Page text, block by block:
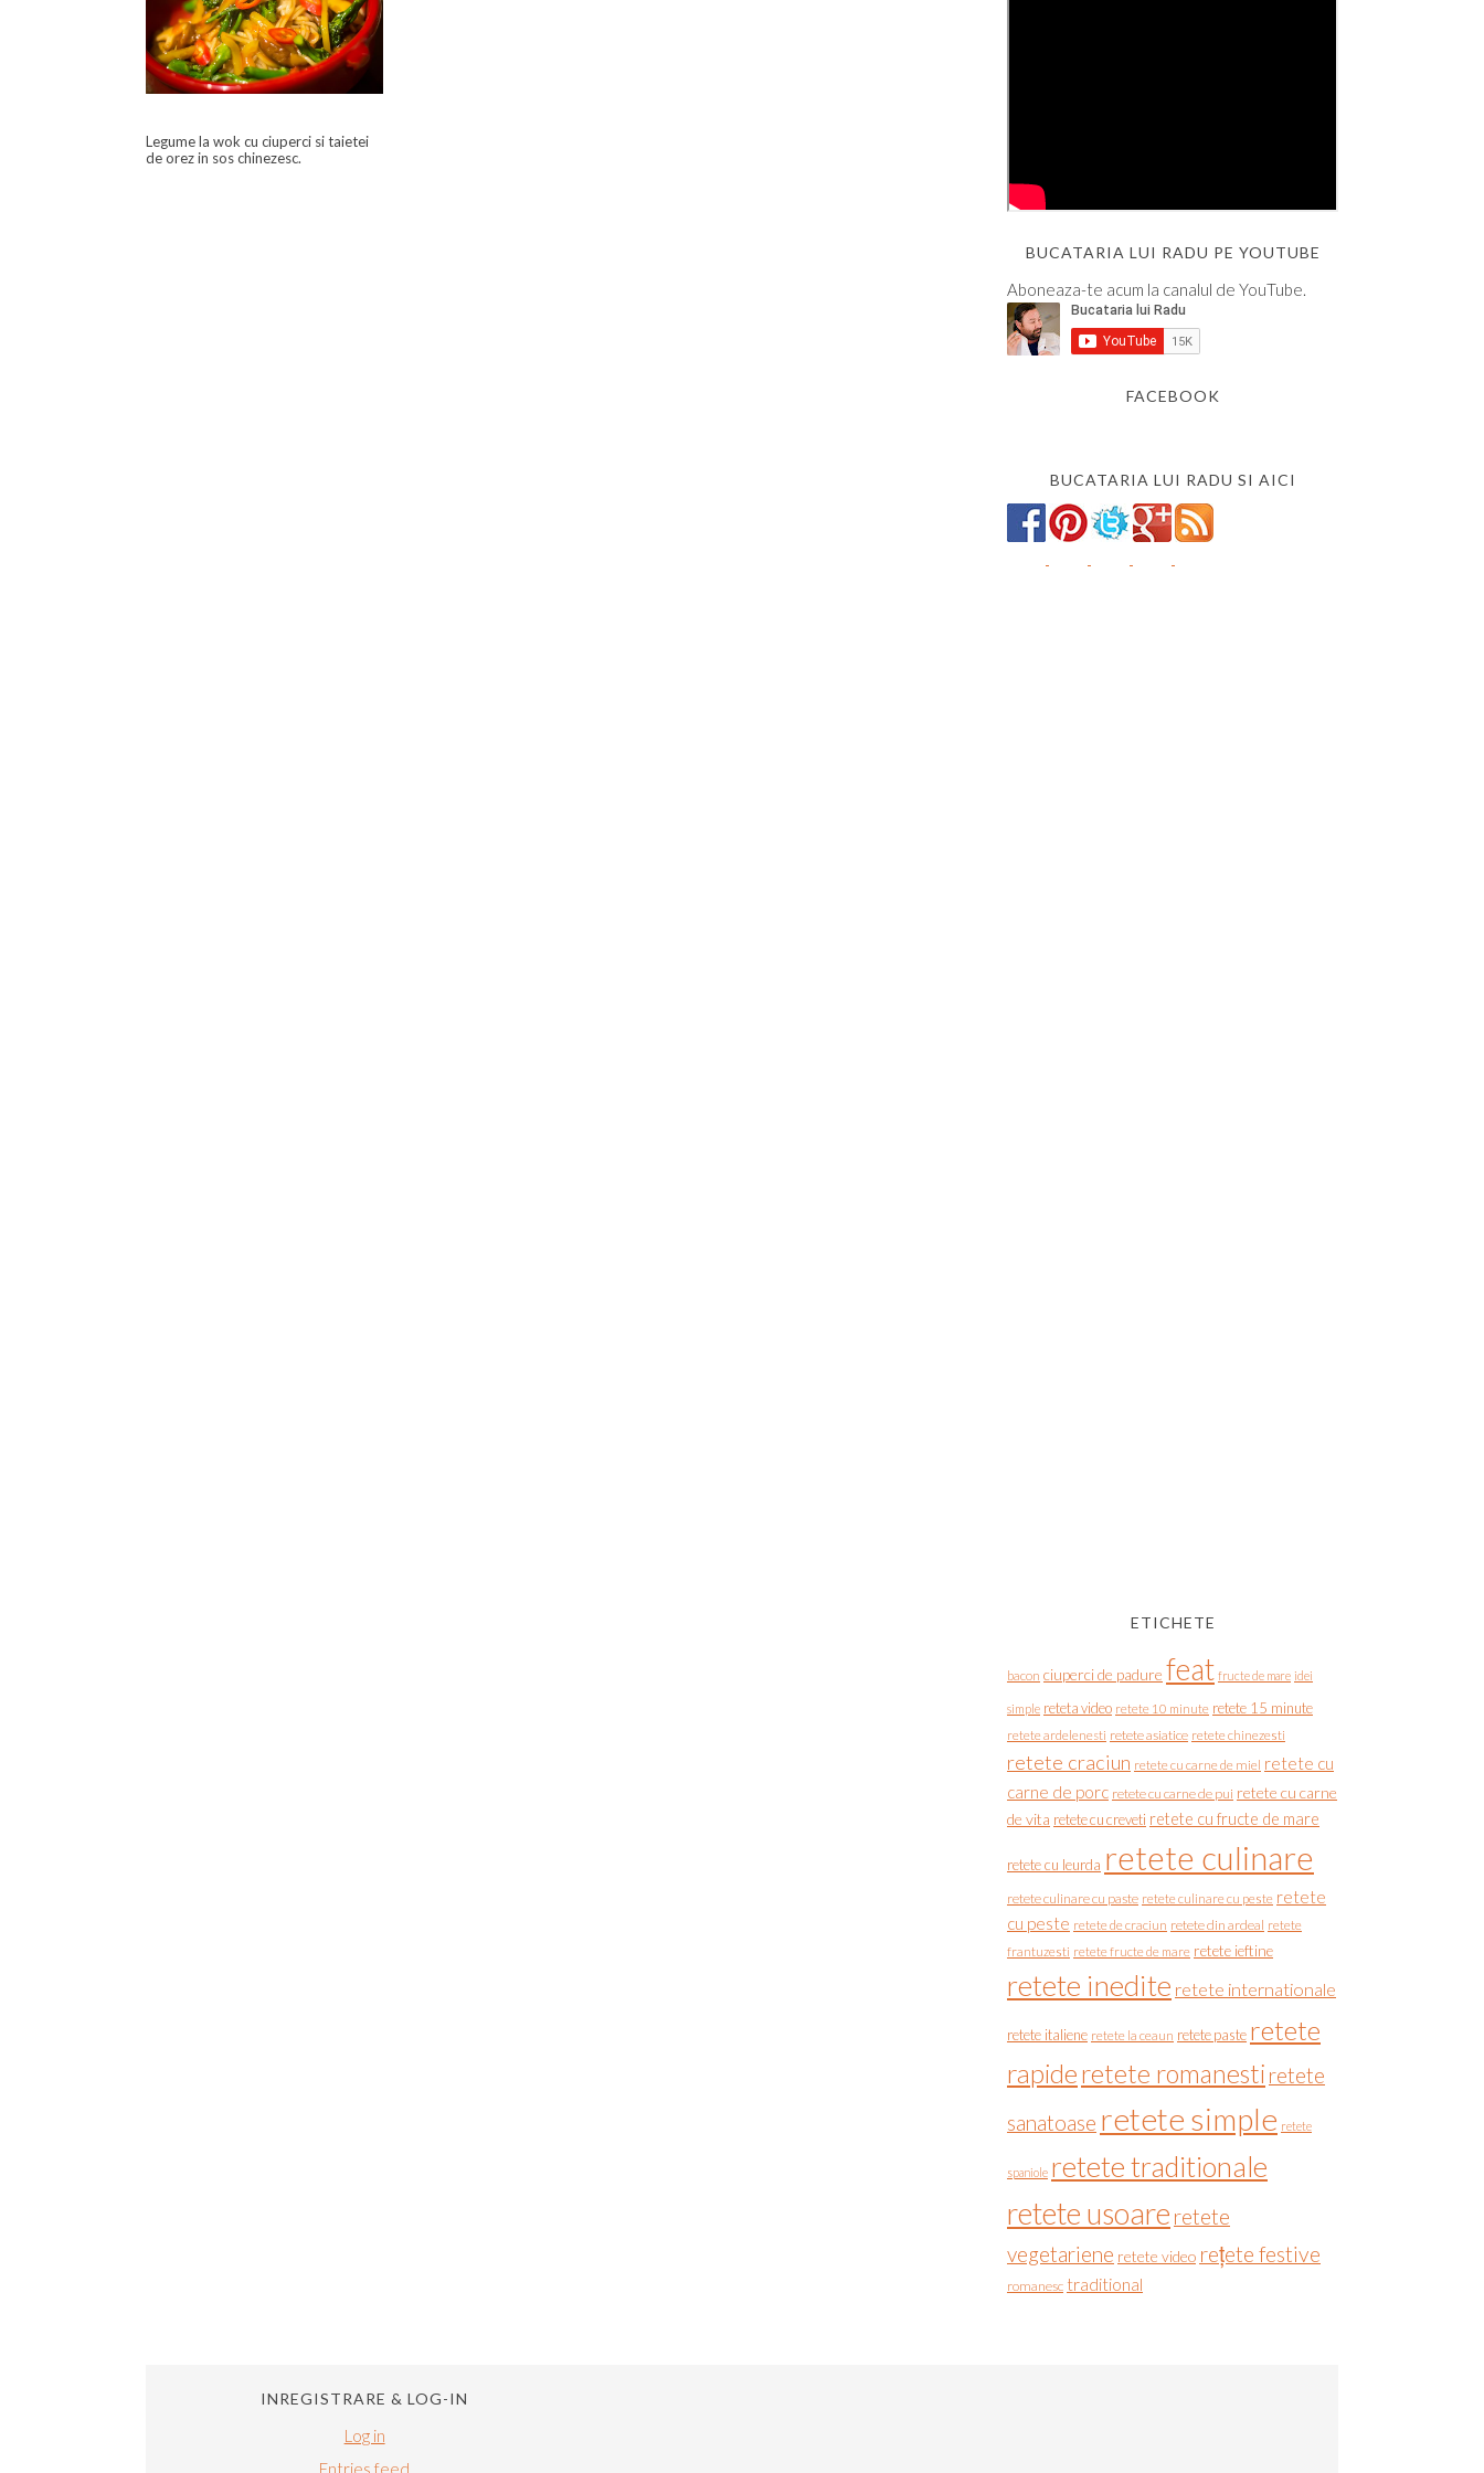
Legume la wok cu ciuperci si taietei
de orez in sos chinezesc.
BUCATARIA LUI RADU PE YOUTUBE
Aboneaza-te acum la canalul de YouTube.
FACEBOOK
BUCATARIA LUI RADU SI AICI
ETICHETE
bacon ciuperci de padure feat fructe de mare idei
simple reteta video retete 10 minute retete 15 minute
retete ardelenesti retete asiatice retete chinezesti
retete craciun retete cu carne de miel retete cu
carne de porc retete cu carne de pui retete cu carne
de vita retete cu creveti retete cu fructe de mare
retete cu leurda retete culinare
retete culinare cu paste retete culinare cu peste retete
cu peste retete de craciun retete din ardeal retete
frantuzesti retete fructe de mare retete ieftine
retete inedite retete internationale
retete italiene retete la ceaun retete paste retete
rapideretete romanesti retete
sanatoase retete simple retete
spaniole retete traditionale
retete usoare retete
vegetariene retete video rețete festive
romanesc traditional
INREGISTRARE & LOG-IN
Log in
Entries feed